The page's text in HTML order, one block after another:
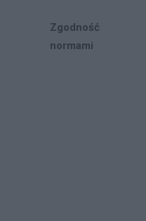
Zgodność
normami